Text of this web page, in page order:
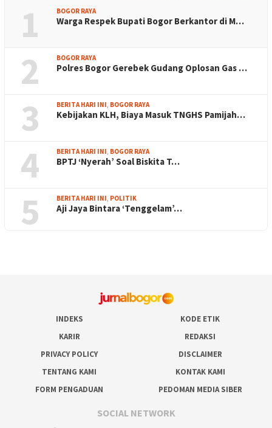
1 BOGOR RAYA
Warga Respek Bupati Bogor Berkantor di M…
2 BOGOR RAYA
Polres Bogor Gerebek Gudang Oplosan Gas …
3 BERITA HARI INI BOGOR RAYA
Kebijakan KLH, Biaya Masuk TNGHS Pamijah…
4 BERITA HARI INI BOGOR RAYA
BPTJ ‘Nyerah’ Soal Biskita T…
5 BERITA HARI INI POLITIK
Aji Jaya Bintara ‘Tenggelam’…
INDEKS
KODE ETIK
KARIR
REDAKSI
PRIVACY POLICY
DISCLAIMER
TENTANG KAMI
KONTAK KAMI
FORM PENGADUAN
PEDOMAN MEDIA SIBER
SOCIAL NETWORK